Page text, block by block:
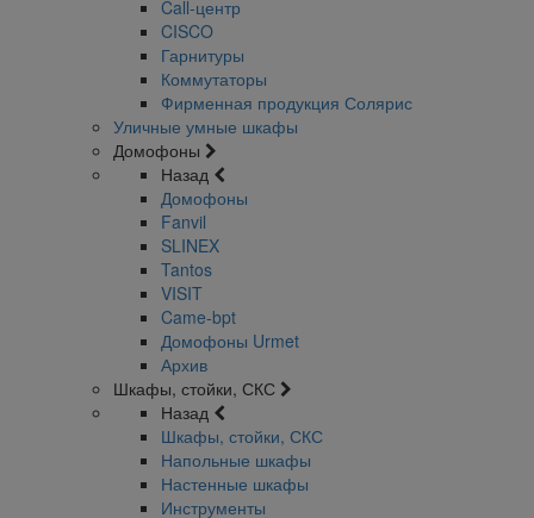
Call-центр
CISCO
Гарнитуры
Коммутаторы
Фирменная продукция Солярис
Уличные умные шкафы
Домофоны
Назад
Домофоны
Fanvil
SLINEX
Tantos
VISIT
Came-bpt
Домофоны Urmet
Архив
Шкафы, стойки, СКС
Назад
Шкафы, стойки, СКС
Напольные шкафы
Настенные шкафы
Инструменты